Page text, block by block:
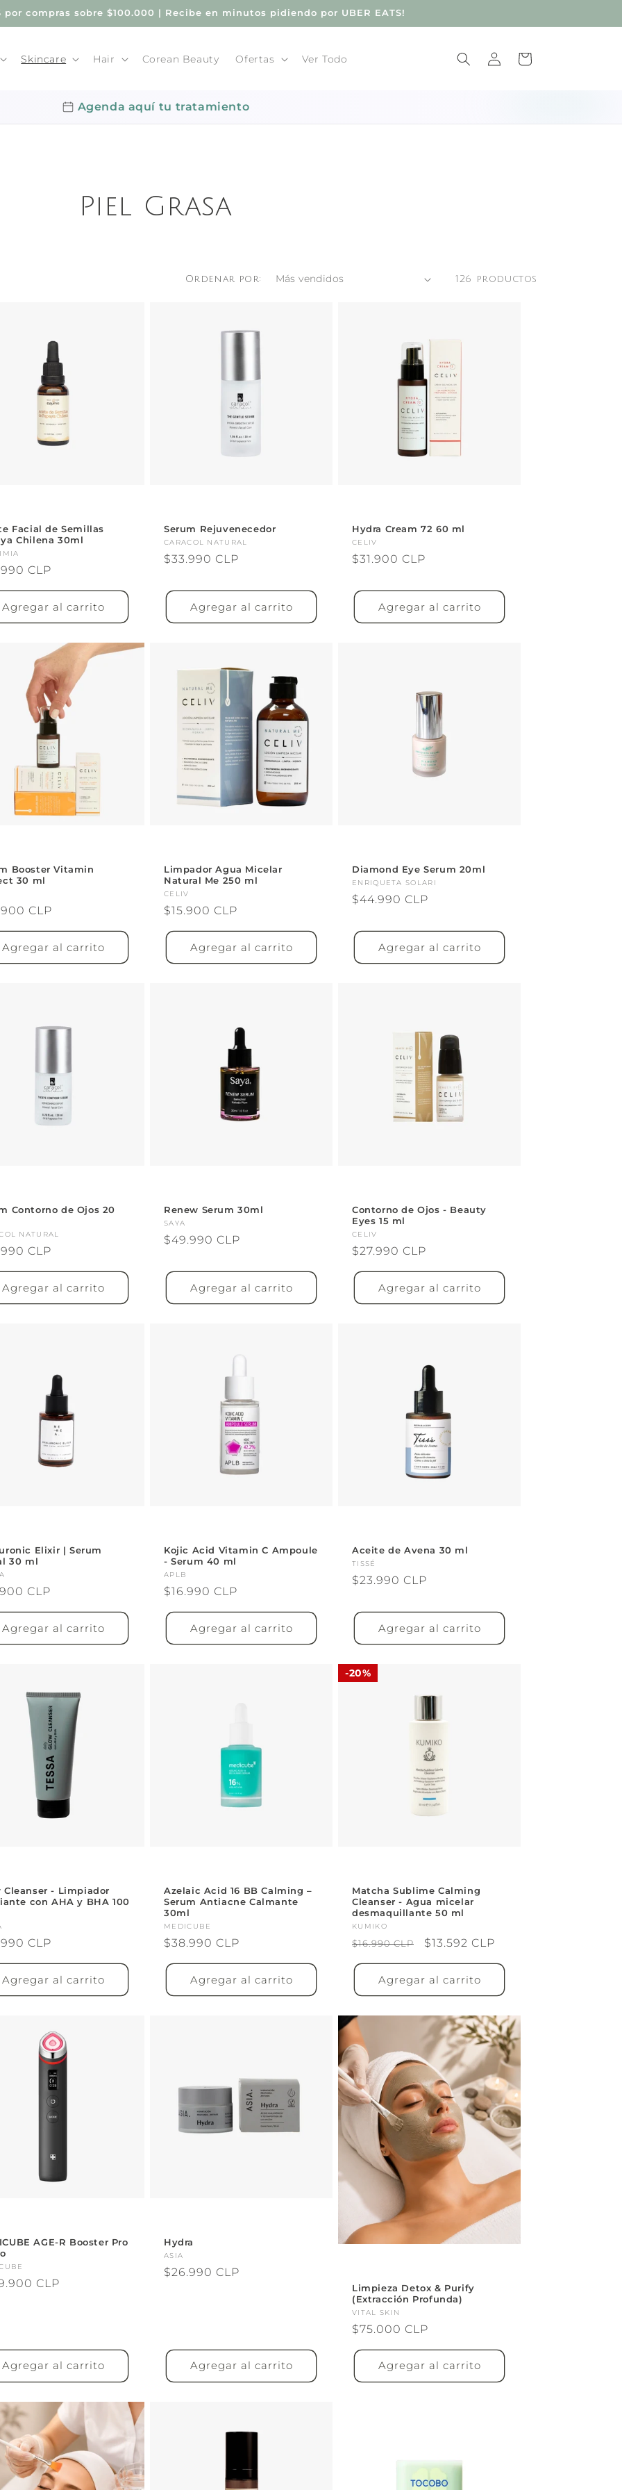
por compras sobre $100.000 | Recibe en minutos pidiendo por UBER EATS!
Skincare Hair Corean Beauty Ofertas Ver Todo
sesión
Carrito
Agenda aquí tu tratamiento
Piel Grasa
Ordenar por: 126 productos
Facial de Semillas
Chilena 30ml
CLP
Agregar al carrito
Serum Rejuvenecedor
Proveedor:
CARACOL NATURAL
Precio
$33.990 CLP
Agregar al carrito
Hydra Cream 72 60 ml
Proveedor:
CELIV
Precio
$31.900 CLP
Agregar al carrito
Booster Vitamin
30 ml
CLP
Agregar al carrito
Limpador Agua Micelar
Natural Me 250 ml
Proveedor:
CELIV
Precio
habitual
$15.900 CLP
Agregar al carrito
Diamond Eye Serum 20ml
Proveedor:
ENRIQUETA SOLARI
Precio
$44.990 CLP
Agregar al carrito
Contorno de Ojos 20
NATURAL
CLP
Agregar al carrito
Renew Serum 30ml
Proveedor:
SAYA
Precio
$49.990 CLP
Agregar al carrito
Contorno de Ojos - Beauty
Eyes 15 ml
Proveedor:
CELIV
Precio
habitual
$27.990 CLP
Agregar al carrito
Elixir | Serum
30 ml
CLP
Agregar al carrito
Kojic Acid Vitamin C Ampoule
- Serum 40 ml
Proveedor:
APLB
Precio
habitual
$16.990 CLP
Agregar al carrito
Aceite de Avena 30 ml
Proveedor:
TISSÉ
Precio
$23.990 CLP
Agregar al carrito
Cleanser - Limpiador
con AHA y BHA 100
CLP
Agregar al carrito
Azelaic Acid 16 BB Calming –
Serum Antiacne Calmante
30ml
Proveedor:
MEDICUBE
Precio
habitual
$38.990 CLP
Agregar al carrito
20%
20%
Matcha Sublime Calming
Cleanser - Agua micelar
desmaquillante 50 ml
Proveedor:
KUMIKO
Precio
habitual
$16.990 CLP
Precio
de
oferta
$13.592 CLP
Agregar al carrito
AGE-R Booster Pro
CLP
Agregar al carrito
Hydra
Proveedor:
ASIA
Precio
$26.990 CLP
Agregar al carrito
Limpieza Detox & Purify
(Extracción Profunda)
Proveedor:
VITAL SKIN
Precio
$75.000 CLP
Agregar al carrito